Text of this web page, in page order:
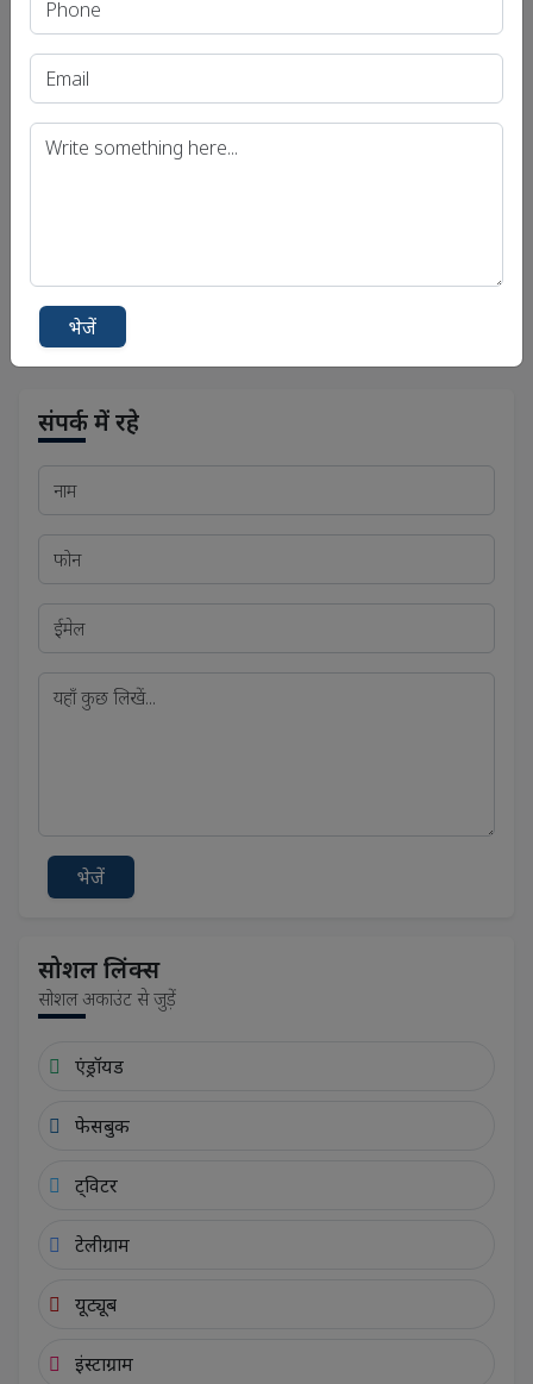
यूपीएससी आईएएस (प्री.) परीक्षा
यूपीएससी आईएएस (मुख्य) परीक्षा
यूपीएससी आईएएस (साक्षात्कार) परीक्षा
मध्य प्रदेश लोक सेवा आयोग (एमपीपीएससी)
संपर्क में रहे
भेजें
सोशल लिंक्स
सोशल अकाउंट से जुड़ें
एंड्रॉयड
फेसबुक
ट्विटर
टेलीग्राम
यूट्यूब
इंस्टाग्राम
भेजें